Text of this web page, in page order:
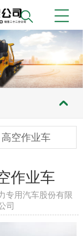
高空作业车
作业车
专用汽车股份有限
司